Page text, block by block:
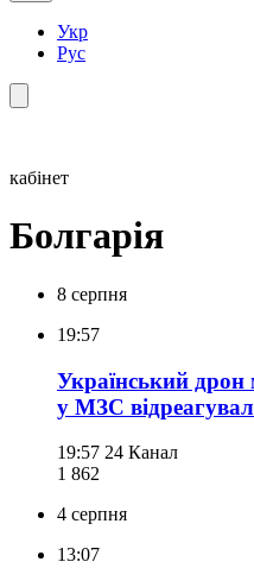
Укр
Рус
кабінет
Болгарія
8 серпня
19:57
Український дрон
у МЗС
19:57 24 Канал
1 862
4 серпня
13:07